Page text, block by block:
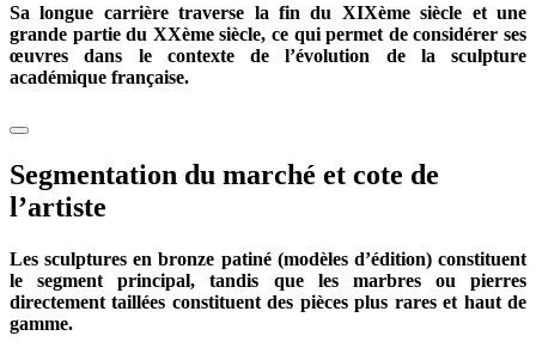
Sa longue carrière traverse la fin du XIXème siècle et une
grande partie du XXème siècle, ce qui permet de considérer ses
œuvres dans le contexte de l’évolution de la sculpture
académique française.
Segmentation du marché et cote de
l’artiste
Les sculptures en bronze patiné (modèles d’édition) constituent
le segment principal, tandis que les marbres ou pierres
directement taillées constituent des pièces plus rares et haut de
gamme.